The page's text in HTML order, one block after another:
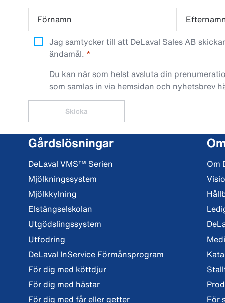
Förnamn
Jag samtycker till att DeLaval Sales AB
ändamål.
Du kan när som helst avsluta din
som samlas in via hemsidan och nyhetsbrev
Skicka
Gårdslösningar
DeLaval VMS™ Serien
Mjölkningssystem
Mjölkkylning
Elstängselskolan
Utgödslingssystem
Utfodring
DeLaval InService Förmånsprogram
För dig med köttdjur
För dig med hästar
För dig med får eller getter
Om
För